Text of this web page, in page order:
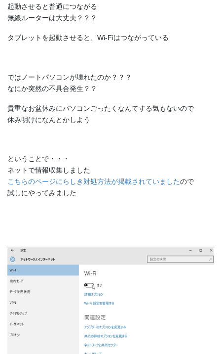
起動させると普通につながる
無線ルーターは大丈夫？？？
タブレットを起動させると、Wi-Fiはつながっている
ではノートパソコンが壊れたのか？？？
なにか突然の不具合発生？？
貴重なお盆休みにパソコンごったくなんてする気もないので
休み明けになんとかしよう
ということで・・・
ネットで情報収集しました
こちらのページにらしき対処方法が掲載されていましたので
試しにやってみました